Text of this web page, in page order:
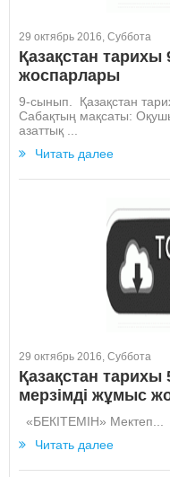
29 октябрь 2016, Суббота
Қазақстан тарихы
жоспарлары
9-сынып. Қазақстан
Сабақтың мақсаты:
азаттық ...
Читать далее
29 октябрь 2016, Суббота
Қазақстан
мерзімді жұмыс
«БЕКІТЕМІН» Мектеп...
Читать далее